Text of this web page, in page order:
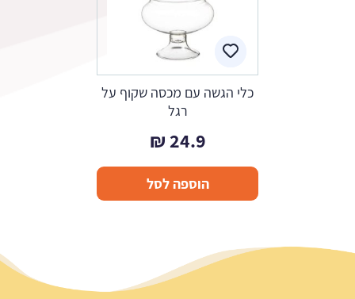
כלי הגשה עם מכסה שקוף על
רגל
24.9
₪
הוספה לסל